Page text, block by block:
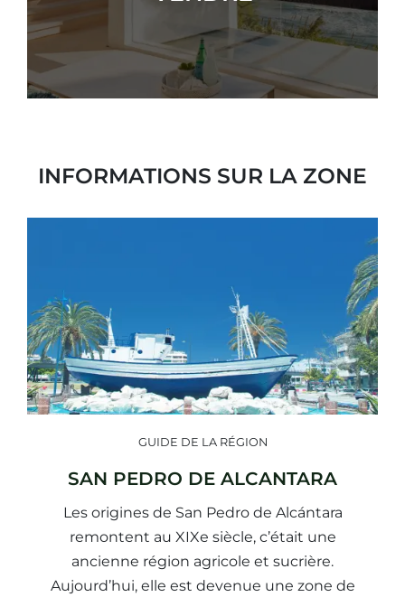
INFORMATIONS SUR LA ZONE
GUIDE DE LA RÉGION
SAN PEDRO DE ALCANTARA
Les origines de San Pedro de Alcántara
remontent au XIXe siècle, c’était une
ancienne région agricole et sucrière.
Aujourd’hui, elle est devenue une zone de